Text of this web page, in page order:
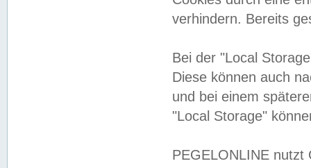
verhindern. Bereits
Bei der "Local
Diese können auch
und bei einem
"Local Storage"
PEGELONLINE nutzt